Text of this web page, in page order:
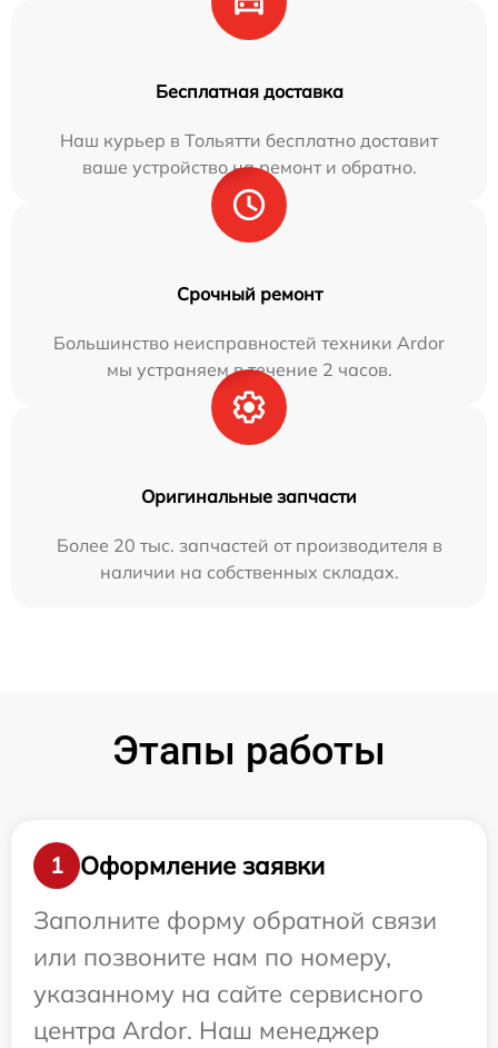
Бесплатная доставка
Наш курьер в Тольятти бесплатно доставит
ваше устройство на ремонт и обратно.
Срочный ремонт
Большинство неисправностей техники Ardor
мы устраняем в течение 2 часов.
Оригинальные запчасти
Более 20 тыс. запчастей от производителя в
наличии на собственных складах.
Этапы работы
1
Оформление заявки
Заполните форму обратной связи
или позвоните нам по номеру,
указанному на сайте сервисного
центра Ardor. Наш менеджер